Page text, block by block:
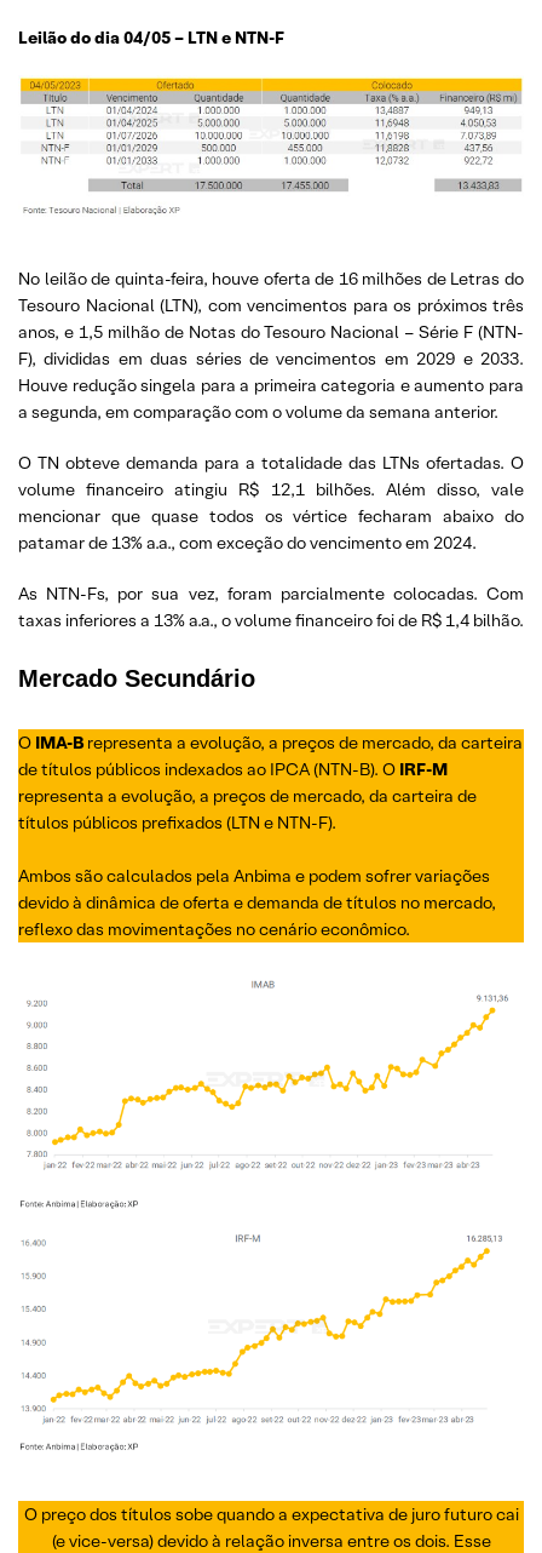
Leilão do dia 04/05 – LTN e NTN-F
No leilão de quinta-feira, houve oferta de 16 milhões de Letras do
Tesouro Nacional (LTN), com vencimentos para os próximos três
anos, e 1,5 milhão de Notas do Tesouro Nacional – Série F (NTN-
F), divididas em duas séries de vencimentos em 2029 e 2033.
Houve redução singela para a primeira categoria e aumento para
a segunda, em comparação com o volume da semana anterior.
O TN obteve demanda para a totalidade das LTNs ofertadas. O
volume financeiro atingiu R$ 12,1 bilhões. Além disso, vale
mencionar que quase todos os vértice fecharam abaixo do
patamar de 13% a.a., com exceção do vencimento em 2024.
As NTN-Fs, por sua vez, foram parcialmente colocadas. Com
taxas inferiores a 13% a.a., o volume financeiro foi de R$ 1,4 bilhão.
Mercado Secundário
O IMA-B representa a evolução, a preços de mercado, da carteira
de títulos públicos indexados ao IPCA (NTN-B). O IRF-M
representa a evolução, a preços de mercado, da carteira de
títulos públicos prefixados (LTN e NTN-F).
Ambos são calculados pela Anbima e podem sofrer variações
devido à dinâmica de oferta e demanda de títulos no mercado,
reflexo das movimentações no cenário econômico.
O preço dos títulos sobe quando a expectativa de juro futuro cai
(e vice-versa) devido à relação inversa entre os dois. Esse